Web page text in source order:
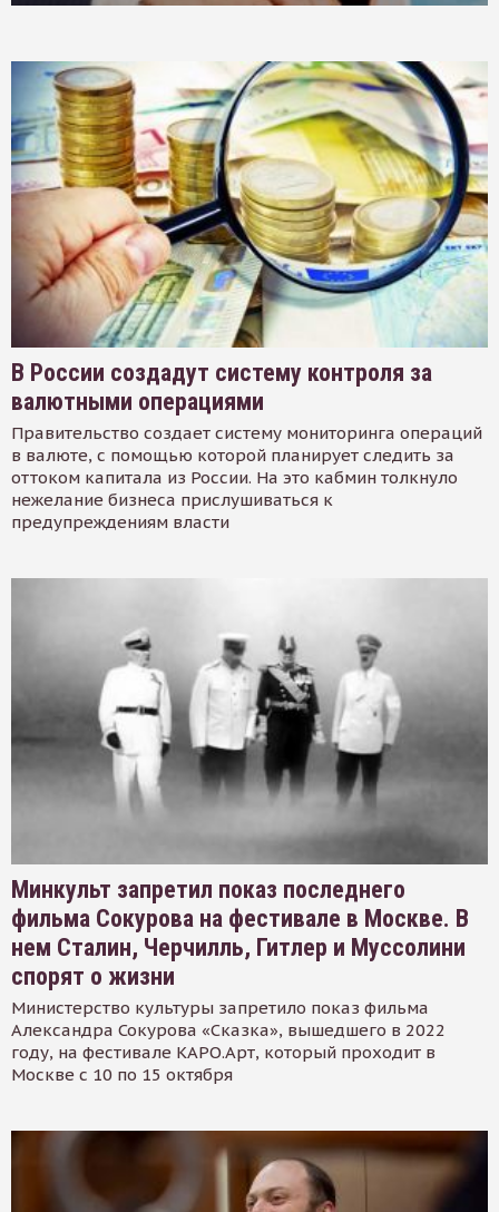
В России создадут систему контроля за
валютными операциями
Правительство создает систему мониторинга операций
в валюте, с помощью которой планирует следить за
оттоком капитала из России. На это кабмин толкнуло
нежелание бизнеса прислушиваться к
предупреждениям власти
Минкульт запретил показ последнего
фильма Сокурова на фестивале в Москве. В
нем Сталин, Черчилль, Гитлер и Муссолини
спорят о жизни
Министерство культуры запретило показ фильма
Александра Сокурова «Сказка», вышедшего в 2022
году, на фестивале КАРО.Арт, который проходит в
Москве с 10 по 15 октября